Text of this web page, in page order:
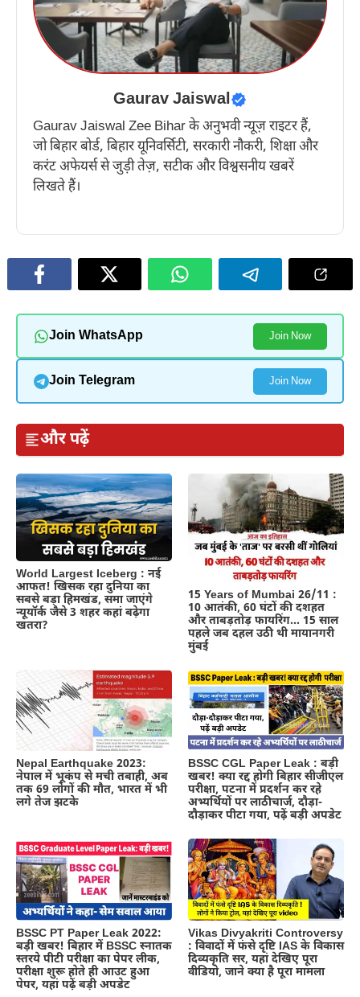
Gaurav Jaiswal
Gaurav Jaiswal Zee Bihar के अनुभवी न्यूज़ राइटर हैं,
जो बिहार बोर्ड, बिहार यूनिवर्सिटी, सरकारी नौकरी, शिक्षा और
करंट अफेयर्स से जुड़ी तेज़, सटीक और विश्वसनीय खबरें
लिखते हैं।
Join WhatsApp Join Now
Join Telegram Join Now
और पढ़ें
World Largest Iceberg : नई
आफत! खिसक रहा दुनिया का
सबसे बड़ा हिमखंड, समा जाएंगे
न्यूयॉर्क जैसे 3 शहर कहां बढ़ेगा
खतरा?
15 Years of Mumbai 26/11 :
10 आतंकी, 60 घंटों की दशहत
और ताबड़तोड़ फायरिंग… 15 साल
पहले जब दहल उठी थी मायानगरी
मुंबई
Nepal Earthquake 2023:
नेपाल में भूकंप से मची तबाही, अब
तक 69 लोगों की मौत, भारत में भी
लगे तेज झटके
BSSC CGL Paper Leak : बड़ी
खबर! क्या रद्द होगी बिहार सीजीएल
परीक्षा, पटना में प्रदर्शन कर रहे
अभ्यर्थियों पर लाठीचार्ज, दौड़ा-
दौड़ाकर पीटा गया, पढ़ें बड़ी अपडेट
BSSC PT Paper Leak 2022:
बड़ी खबर! बिहार में BSSC स्नातक
स्तरये पीटी परीक्षा का पेपर लीक,
परीक्षा शुरू होते ही आउट हुआ
पेपर, यहां पढ़ें बड़ी अपडेट
Vikas Divyakriti Controversy
: विवादों में फंसे दृष्टि IAS के विकास
दिव्यकृति सर, यहां देखिए पूरा
वीडियो, जाने क्या है पूरा मामला